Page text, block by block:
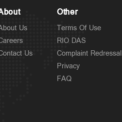
Us
Us
Other
Terms Of Use
RIO DAS
Complaint Redressal
Privacy
FAQ